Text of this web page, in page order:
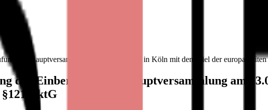
zur Hauptversammlung am 13.09.2023 in Köln mit dem Ziel der europaweiten
der Einberufung zur Hauptversammlung am
AktG